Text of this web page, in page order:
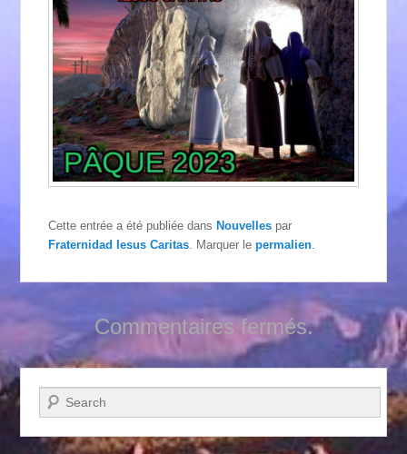
Cette entrée a été publiée dansNouvelles par
Fraternidad Iesus Caritas . Marquer lepermalien
Commentaires fermés.
Recherche